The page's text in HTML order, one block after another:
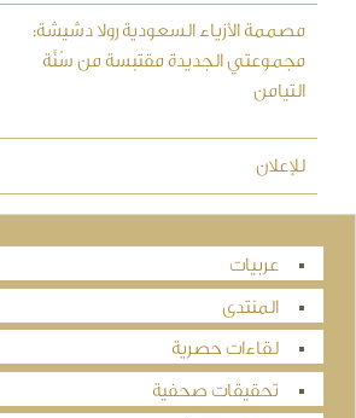
مصممة الأزياء السعودية رولا دشيشة:
مجموعتي الجديدة مقتبسة من سُنَّة
التيامن
للإعلان
عربيات
المنتدى
لقاءات حصرية
تحقيقات صحفية